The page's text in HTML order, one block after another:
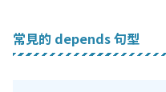
常見的 depends 句型